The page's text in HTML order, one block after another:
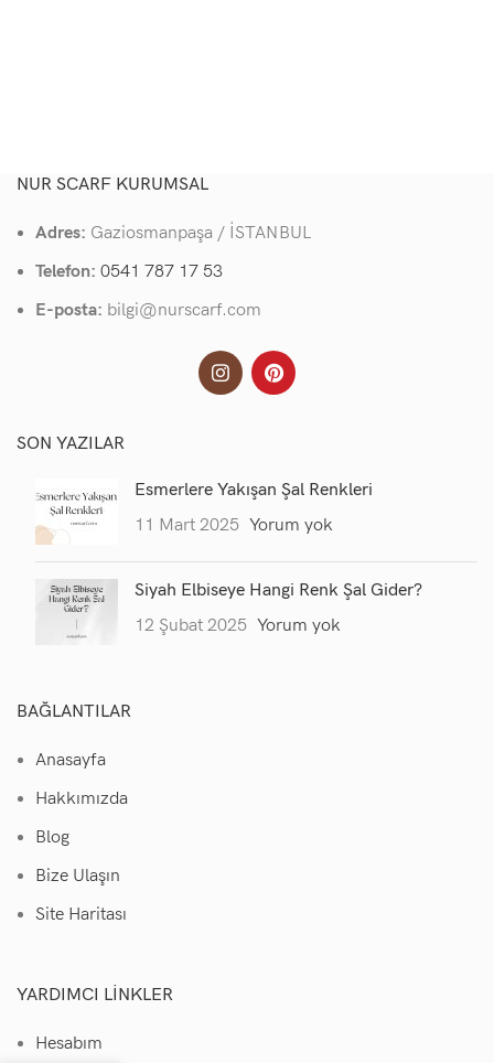
NUR SCARF KURUMSAL
Adres: Gaziosmanpaşa / İSTANBUL
Telefon: 0541 787 17 53
E-posta: bilgi@nurscarf.com
SON YAZILAR
Esmerlere Yakışan Şal Renkleri
11 Mart 2025 Yorum yok
Siyah Elbiseye Hangi Renk Şal Gider?
12 Şubat 2025 Yorum yok
BAĞLANTILAR
Anasayfa
Hakkımızda
Blog
Bize Ulaşın
Site Haritası
YARDIMCI LINKLER
Hesabım